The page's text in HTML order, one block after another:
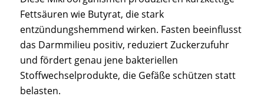
Fettsäuren wie Butyrat, die stark
entzündungshemmend wirken. Fasten beeinflusst
das Darmmilieu positiv, reduziert Zuckerzufuhr
und fördert genau jene bakteriellen
Stoffwechselprodukte, die Gefäße schützen statt
belasten.